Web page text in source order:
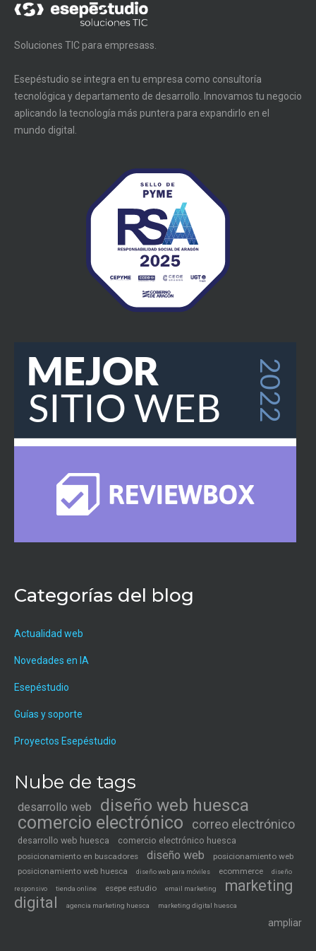
Soluciones TIC para empresass.
Esepéstudio se integra en tu empresa como consultoría
tecnológica y departamento de desarrollo. Innovamos tu negocio
aplicando la tecnología más puntera para expandirlo en el
mundo digital.
Categorías del blog
Actualidad web
Novedades en IA
Esepéstudio
Guías y soporte
Proyectos Esepéstudio
Nube de tags
desarrollo web
diseño web huesca
comercio electrónico
correo electrónico
desarrollo web huesca comercio electrónico huesca
posicionamiento en buscadores diseño web
posicionamiento web
posicionamiento web huesca
diseño web para móviles ecommerce diseño
responsivo tienda online esepe estudio email marketing
marketing
digital
agencia marketing huesca marketing digital huesca
ampliar